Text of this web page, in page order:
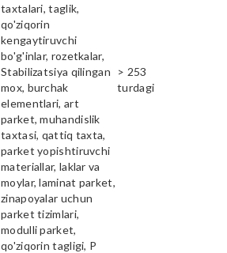
taxtalari, taglik,
qo'ziqorin
kengaytiruvchi
bo'g'inlar, rozetkalar,
Stabilizatsiya qilingan
mox, burchak
elementlari, art
parket, muhandislik
taxtasi, qattiq taxta,
parket yopishtiruvchi
materiallar, laklar va
moylar, laminat parket,
zinapoyalar uchun
parket tizimlari,
modulli parket,
qo'ziqorin tagligi, P
> 253
turdagi